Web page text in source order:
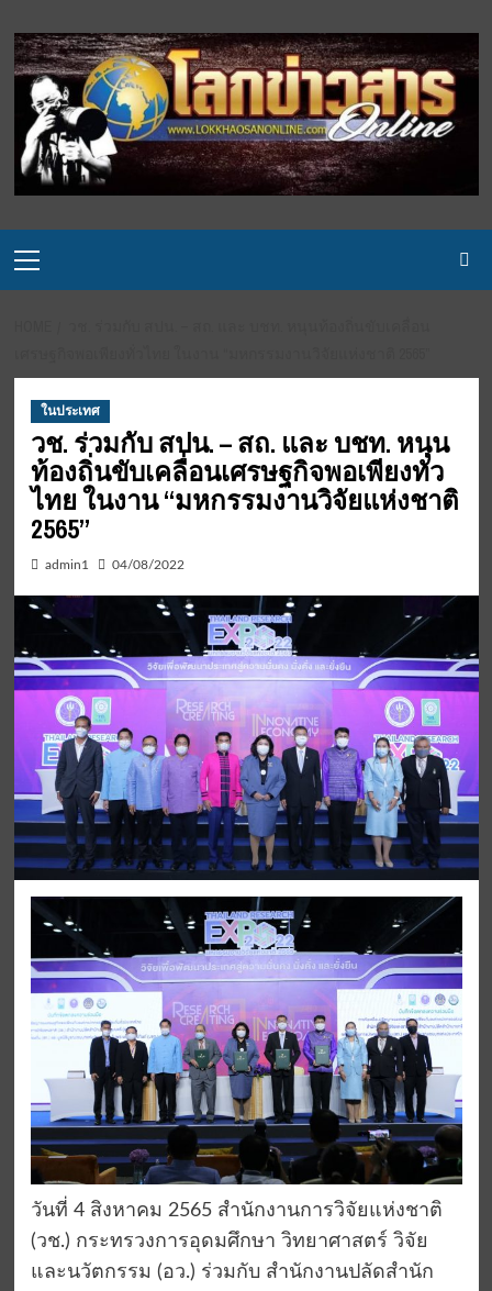
to
content
Menu
ในประเทศ
วช. ร่วมกับ สปน. – สถ. และ บชท. หนุน
ท้องถิ่นขับเคลื่อนเศรษฐกิจพอเพียงทั่ว
ไทย ในงาน “มหกรรมงานวิจัยแห่งชาติ
2565”
admin1 04/08/2022
วันที่ 4 สิงหาคม 2565 สำนักงานการวิจัยแห่งชาติ
(วช.) กระทรวงการอุดมศึกษา วิทยาศาสตร์ วิจัย
และนวัตกรรม (อว.) ร่วมกับ สำนักงานปลัดสำนัก